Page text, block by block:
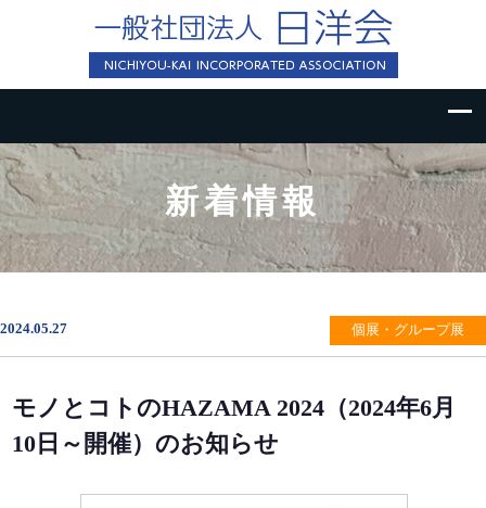
新着情報
2024.05.27 個展・グループ展
モノとコトのHAZAMA 2024（2024年6月
10日～開催）のお知らせ